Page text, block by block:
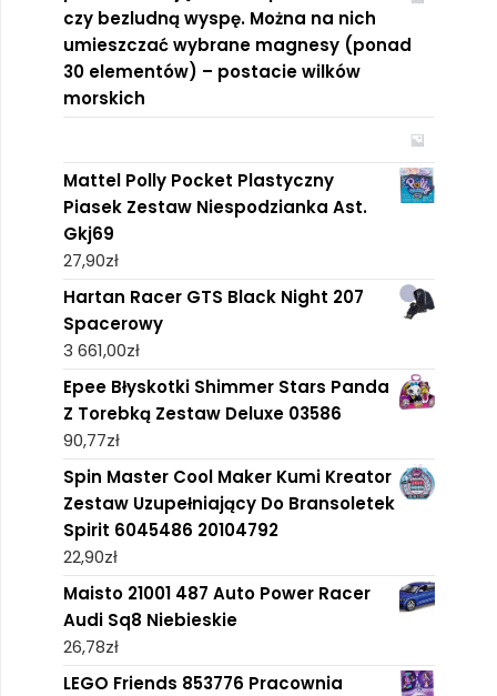
czy bezludną wyspę. Można na nich
umieszczać wybrane magnesy (ponad
30 elementów) – postacie wilków
morskich
Mattel Polly Pocket Plastyczny
Piasek Zestaw Niespodzianka Ast.
Gkj69
27,90zł
Hartan Racer GTS Black Night 207
Spacerowy
3 661,00zł
Epee Błyskotki Shimmer Stars Panda
Z Torebką Zestaw Deluxe 03586
90,77zł
Spin Master Cool Maker Kumi Kreator
Zestaw Uzupełniający Do Bransoletek
Spirit 6045486 20104792
22,90zł
Maisto 21001 487 Auto Power Racer
Audi Sq8 Niebieskie
26,78zł
LEGO Friends 853776 Pracownia